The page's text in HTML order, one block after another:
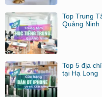
Top Trung
Quảng Ninh
Top 5 địa
tại Hạ Long